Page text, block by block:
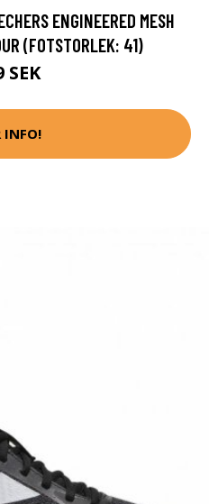
ENGINEERED MESH
(FOTSTORLEK: 41)
SEK
INFO!